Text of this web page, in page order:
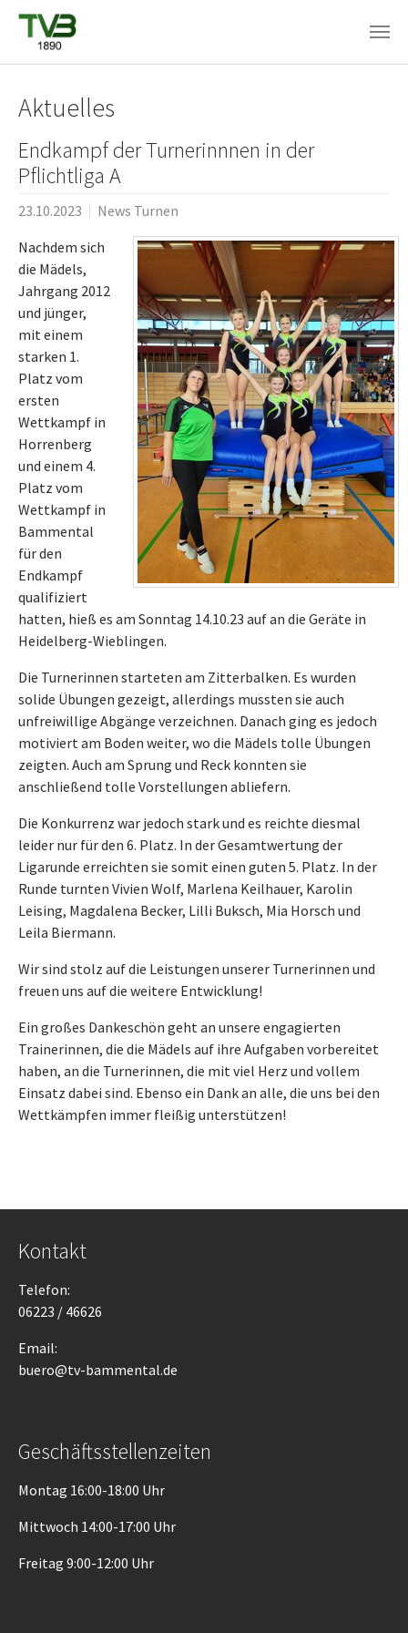
Aktuelles
Endkampf der Turnerinnnen in der
Pflichtliga A
23.10.2023
News Turnen
Nachdem sich
die Mädels,
Jahrgang 2012
und jünger,
mit einem
starken 1.
Platz vom
ersten
Wettkampf in
Horrenberg
und einem 4.
Platz vom
Wettkampf in
Bammental
für den
Endkampf
qualifiziert
hatten, hieß es am Sonntag 14.10.23 auf an die Geräte in
Heidelberg-Wieblingen.
Die Turnerinnen starteten am Zitterbalken. Es wurden
solide Übungen gezeigt, allerdings mussten sie auch
unfreiwillige Abgänge verzeichnen. Danach ging es jedoch
motiviert am Boden weiter, wo die Mädels tolle Übungen
zeigten. Auch am Sprung und Reck konnten sie
anschließend tolle Vorstellungen abliefern.
Die Konkurrenz war jedoch stark und es reichte diesmal
leider nur für den 6. Platz. In der Gesamtwertung der
Ligarunde erreichten sie somit einen guten 5. Platz. In der
Runde turnten Vivien Wolf, Marlena Keilhauer, Karolin
Leising, Magdalena Becker, Lilli Buksch, Mia Horsch und
Leila Biermann.
Wir sind stolz auf die Leistungen unserer Turnerinnen und
freuen uns auf die weitere Entwicklung!
Ein großes Dankeschön geht an unsere engagierten
Trainerinnen, die die Mädels auf ihre Aufgaben vorbereitet
haben, an die Turnerinnen, die mit viel Herz und vollem
Einsatz dabei sind. Ebenso ein Dank an alle, die uns bei den
Wettkämpfen immer fleißig unterstützen!
Kontakt
Telefon:
06223 / 46626
Email:
buero@tv-bammental.de
Geschäftsstellenzeiten
Montag 16:00-18:00 Uhr
Mittwoch 14:00-17:00 Uhr
Freitag 9:00-12:00 Uhr